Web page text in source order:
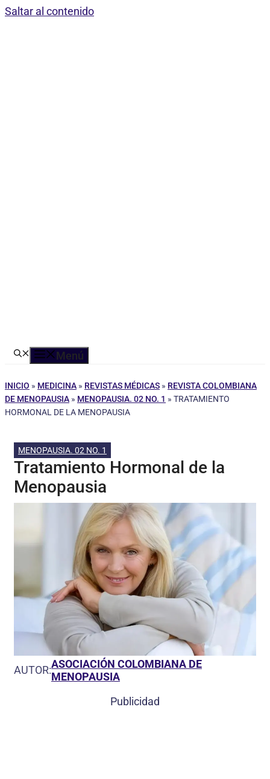
Saltar al contenido
Menú
INICIO » MEDICINA » REVISTAS MÉDICAS » REVISTA COLOMBIANA
DE MENOPAUSIA » MENOPAUSIA. 02 NO. 1 » TRATAMIENTO
HORMONAL DE LA MENOPAUSIA
MENOPAUSIA. 02 NO. 1
Tratamiento Hormonal de la
Menopausia
AUTOR:ASOCIACIÓN COLOMBIANA DE
MENOPAUSIA
Publicidad